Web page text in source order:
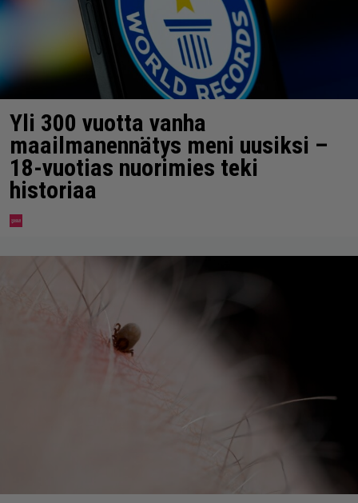
Yli 300 vuotta vanha
maailmanennätys meni uusiksi –
18-vuotias nuorimies teki
historiaa